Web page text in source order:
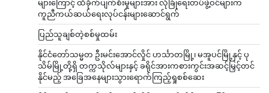
များကြောင့် ထိခိုက်ပျက်စီးမှုများအား လုံခြုံရေးတပ်ဖွဲ့ဝင်များက
ကူညီကယ်ဆယ်ရေးလုပ်ငန်းများဆောင်ရွက်
ပြည်သူချစ်တဲ့စစ်မှုထမ်း
နိုင်ငံတော်သမ္မတ ဦးမင်းအောင်လှိုင် ဟင်္သာတမြို့၊ မအူပင်မြို့နှင့် ပု
သိမ်မြို့တို့ရှိ တက္ကသိုလ်များနှင့် ခရိုင်အားကစားကွင်းအဆင့်မြှင့်တင်
နိုင်မည့် အခြေအနေများသွားရောက်ကြည့်ရှုစစ်ဆေး